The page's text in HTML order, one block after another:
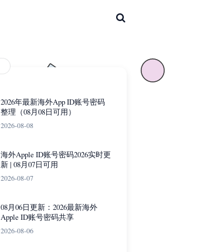
2026年最新海外App ID账号密码
整理（08月08日可用）
2026-08-08
海外Apple ID账号密码2026实时更
新 | 08月07日可用
2026-08-07
08月06日更新：2026最新海外
Apple ID账号密码共享
2026-08-06